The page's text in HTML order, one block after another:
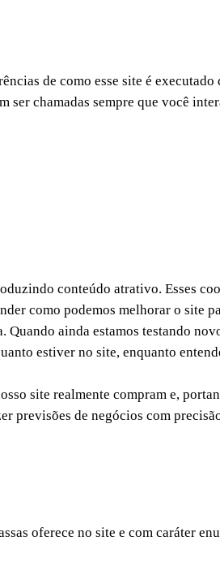
de como esse site é executado
ser chamadas sempre que você
conteúdo atrativo. Esses
como podemos melhorar o site
Quando ainda estamos testando
estiver no site, enquanto
site realmente compram e,
previsões de negócios com
oferece no site e com caráter